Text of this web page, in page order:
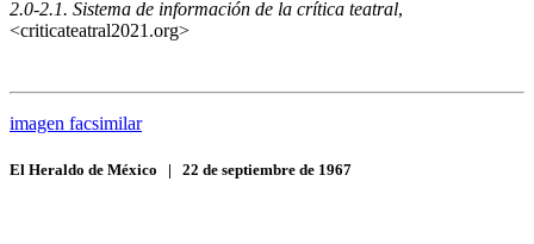
2.0-2.1. Sistema de información de la crítica teatral,
<criticateatral2021.org>
imagen facsimilar
El Heraldo de México | 22 de septiembre de 1967